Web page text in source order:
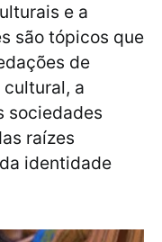
e a
são tópicos que
de
a
sociedades
raízes
identidade